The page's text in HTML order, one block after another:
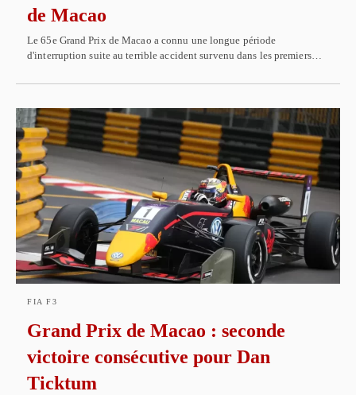
de Macao
Le 65e Grand Prix de Macao a connu une longue période
d'interruption suite au terrible accident survenu dans les premiers…
FIA F3
Grand Prix de Macao : seconde
victoire consécutive pour Dan
Ticktum